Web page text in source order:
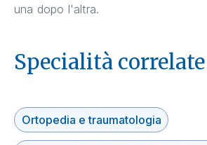
una dopo l'altra.
Specialità correlate
Ortopedia e traumatologia